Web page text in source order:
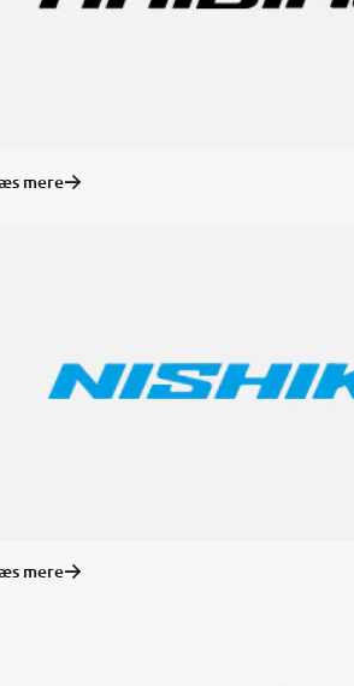
mere
mere